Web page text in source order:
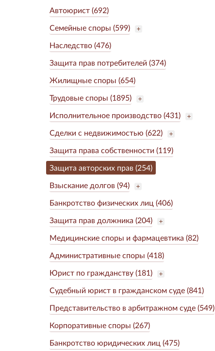
Автоюрист (692)
Семейные споры (599)
Наследство (476)
Защита прав потребителей (374)
Жилищные споры (654)
Трудовые споры (1895)
Исполнительное производство (431)
Сделки с недвижимостью (622)
Защита права собственности (119)
Защита авторских прав (254)
Взыскание долгов (94)
Банкротство физических лиц (406)
Защита прав должника (204)
Медицинские споры и фармацевтика (82)
Административные споры (418)
Юрист по гражданству (181)
Судебный юрист в гражданском суде (841)
Представительство в арбитражном суде (549)
Корпоративные споры (267)
Банкротство юридических лиц (475)